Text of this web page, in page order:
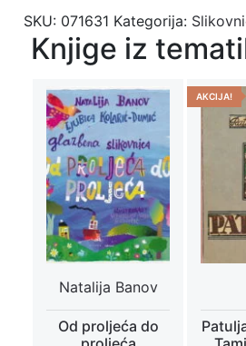
SKU: 071631 Kategorija:
Knjige iz
Natalija Banov
Od proljeća do
AKCIJA!